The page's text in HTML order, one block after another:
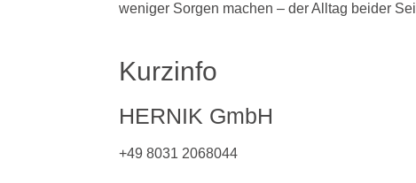
weniger Sorgen machen – der Alltag beider
Kurzinfo
HERNIK GmbH
+49 8031 2068044